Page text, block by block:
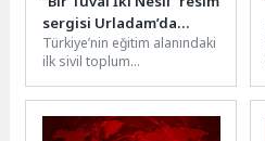
sergisi Urladam’da
ziyarete açıldı
Türkiye’nin eğitim alanındaki
ilk sivil toplum
Cemiyeti, kuşaklar arası
dayanışmayı sanatın
evrensel diliyle...